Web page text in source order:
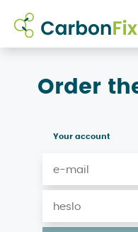
Order
Your account